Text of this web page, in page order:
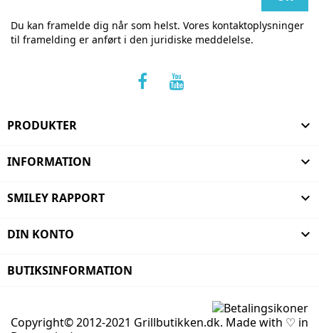
Du kan framelde dig når som helst. Vores kontaktoplysninger
til framelding er anført i den juridiske meddelelse.
PRODUKTER 
INFORMATION 
SMILEY RAPPORT 
DIN KONTO 
BUTIKSINFORMATION
Copyright© 2012-2021 Grillbutikken.dk. Made with ♡ in